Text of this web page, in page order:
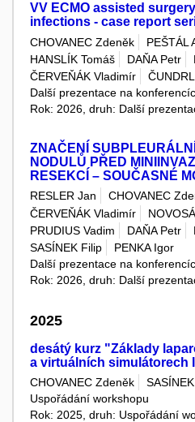
VV ECMO assisted
infections - case report
CHOVANEC Zdeněk PEŠTÁL
HANSLÍK Tomáš
DAŇA Petr
ČERVEŇÁK Vladimír
Další prezentace na
Rok: 2026, druh: Další
ZNAČENÍ
NODULŮ PŘED
RESEKCÍ – SOUČASNÉ
RESLER Jan CHOVANEC
ČERVEŇÁK Vladimír
PRUDIUS Vadim
DAŇA Petr
SASÍNEK Filip
PENKA Igor
Další prezentace na
Rok: 2026, druh: Další
2025
desátý kurz "Základy
a virtuálních simulátorech
CHOVANEC Zdeněk
Uspořádání workshopu
Rok: 2025, druh: Uspořádání